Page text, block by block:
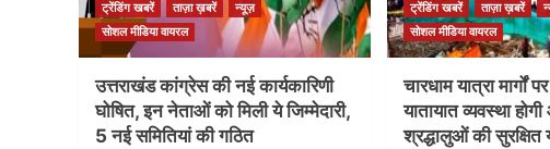
ट्रेंडिंग खबरें
ताज़ा ख़बरें
न्यूज़
सोशल मीडिया वायरल
उत्तराखंड कांग्रेस की नई कार्यकारिणी
घोषित, इन नेताओं को मिली ये जिम्मेदारी,
5 नई समितियां की गठित
ट्रेंडिंग खबरें
ताज़ा ख़बरें
सोशल मीडिया वायरल
चारधाम यात्रा मार्गों
यातायात व्यवस्था
श्रद्धालुओं की सुरक्षित